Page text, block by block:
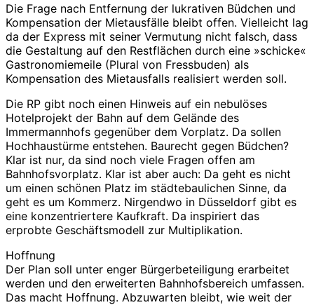
Die Frage nach Entfernung der lukrativen Büdchen und
Kompensation der Mietausfälle bleibt offen. Vielleicht lag
da der Express mit seiner Vermutung nicht falsch, dass
die Gestaltung auf den Restflächen durch eine »schicke«
Gastronomiemeile (Plural von Fressbuden) als
Kompensation des Mietausfalls realisiert werden soll.
Die RP gibt noch einen Hinweis auf ein nebulöses
Hotelprojekt der Bahn auf dem Gelände des
Immermannhofs gegenüber dem Vorplatz. Da sollen
Hochhaustürme entstehen. Baurecht gegen Büdchen?
Klar ist nur, da sind noch viele Fragen offen am
Bahnhofsvorplatz. Klar ist aber auch: Da geht es nicht
um einen schönen Platz im städtebaulichen Sinne, da
geht es um Kommerz. Nirgendwo in Düsseldorf gibt es
eine konzentriertere Kaufkraft. Da inspiriert das
erprobte Geschäftsmodell zur Multiplikation.
Hoffnung
Der Plan soll unter enger Bürgerbeteiligung erarbeitet
werden und den erweiterten Bahnhofsbereich umfassen.
Das macht Hoffnung. Abzuwarten bleibt, wie weit der